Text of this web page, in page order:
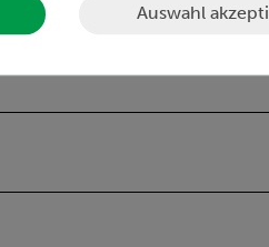
1,2 Ah Ultralife U9VL
Auswahl